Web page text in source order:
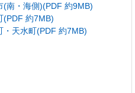
(南・海側)(PDF 約9MB)
(PDF 約7MB)
・天水町(PDF 約7MB)